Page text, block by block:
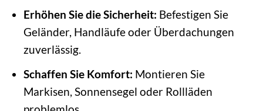
Erhöhen Sie die Sicherheit: Befestigen Sie
Geländer, Handläufe oder Überdachungen
zuverlässig.
Schaffen Sie Komfort: Montieren Sie
Markisen, Sonnensegel oder Rollläden